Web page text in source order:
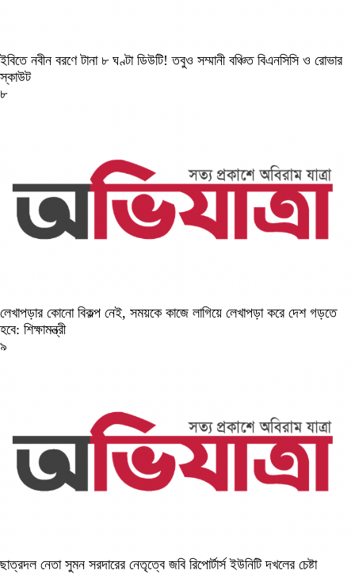
ইবিতে নবীন বরণে টানা ৮ ঘণ্টা ডিউটি! তবুও সম্মানী বঞ্চিত বিএনসিসি ও রোভার
স্কাউট
৮
লেখাপড়ার কোনো বিকল্প নেই, সময়কে কাজে লাগিয়ে লেখাপড়া করে দেশ গড়তে
হবে: শিক্ষামন্ত্রী
৯
ছাত্রদল নেতা সুমন সরদারের নেতৃত্বে জবি রিপোর্টার্স ইউনিটি দখলের চেষ্টা